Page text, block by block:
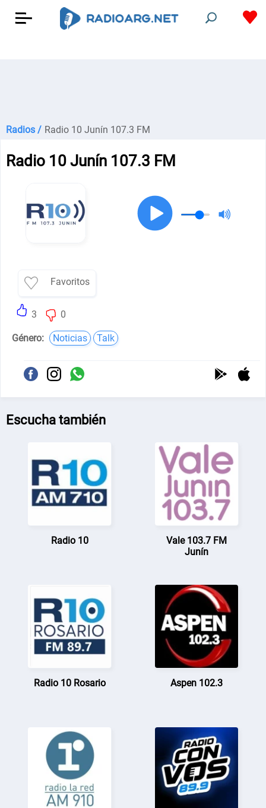
Radios / Radio 10 Junín 107.3 FM
Radio 10 Junín 107.3 FM
Favoritos
3 0
Género: Noticias Talk
Escucha también
Radio 10
Vale 103.7 FM
Junín
Radio 10 Rosario Aspen 102.3